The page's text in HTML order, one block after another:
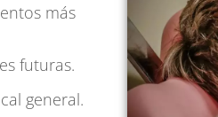
más
futuras.
general.